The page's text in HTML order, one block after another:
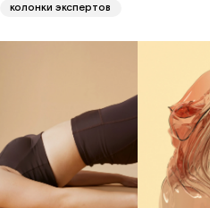
колонки экспертов